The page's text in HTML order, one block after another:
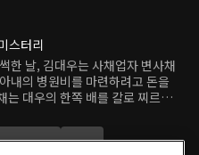
스터리
한 날, 김대우는 사채업자 변사채
내의 병원비를 마련하려고 돈을
대우의 한쪽 배를 칼로 찌르고,
시가 행인을 치는 모습을 목격